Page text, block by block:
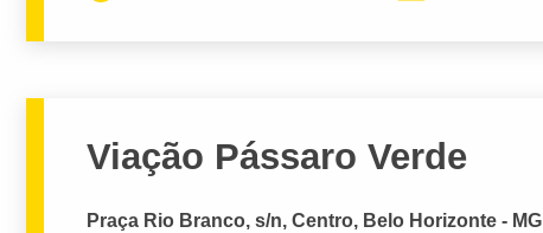
Viação Pássaro Verde
Praça Rio Branco, s/n, Centro, Belo Horizonte - MG